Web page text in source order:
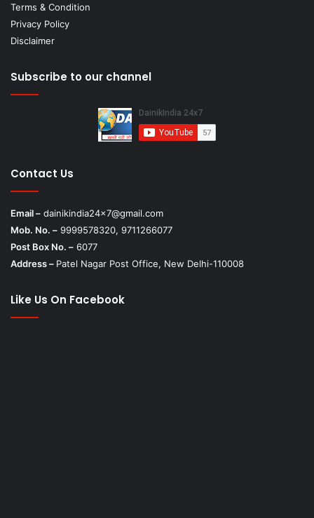
Terms & Condition
Privacy Policy
Disclaimer
Subscribe to our channel
Contact Us
Email – dainikindia24x7@gmail.com
Mob. No. – 9999578320, 9711266077
Post Box No. – 6077
Address – Patel Nagar Post Office, New Delhi-110008
Like Us On Facebook